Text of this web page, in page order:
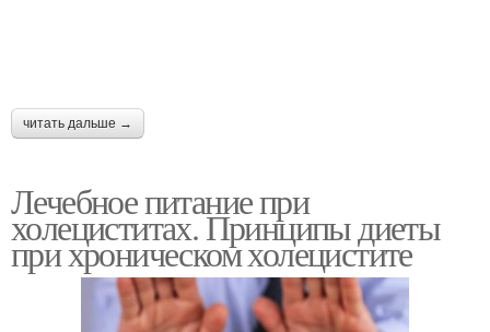
читать дальше →
Лечебное питание при
холециститах. Принципы диеты
при хроническом холецистите